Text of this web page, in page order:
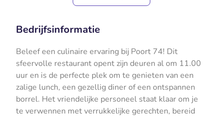
Bedrijfsinformatie
Beleef een culinaire ervaring bij Poort 74! Dit
sfeervolle restaurant opent zijn deuren al om 11.00
uur en is de perfecte plek om te genieten van een
zalige lunch, een gezellig diner of een ontspannen
borrel. Het vriendelijke personeel staat klaar om je
te verwennen met verrukkelijke gerechten, bereid